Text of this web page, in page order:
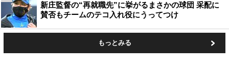
新庄監督の“再就職先”に挙がるまさかの球団 采配に
賛否もチームのテコ入れ役にうってつけ
もっとみる